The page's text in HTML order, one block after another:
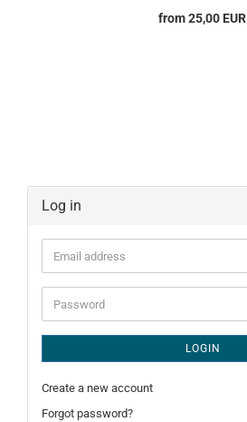
from 25,00 EUR
Log in
Email
address
Password
LOGIN
Create a new account
Forgot password?